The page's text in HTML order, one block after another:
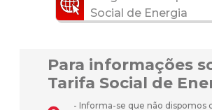
Social de Energia
Para informações
Tarifa Social de
- Informa-se que não dispomos